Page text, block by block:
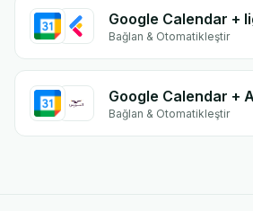
Google Calendar +
Bağlan & Otomatikleştir
Bağlan & Otomatikleştir